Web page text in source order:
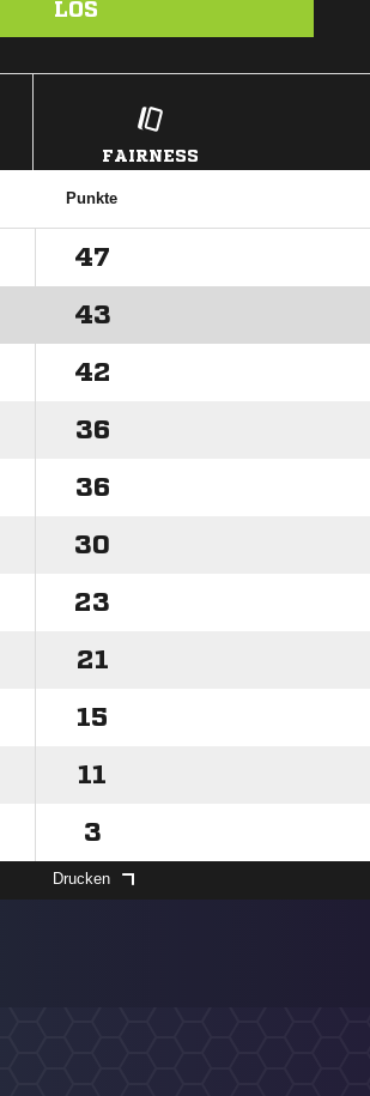
LOS
FAIRNESS
Punkte
47
43
42
36
36
30
23
21
15
11
3
Drucken